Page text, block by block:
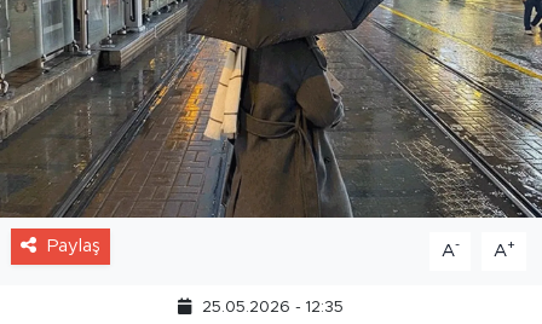
Paylaş A- A+
25.05.2026 - 12:35